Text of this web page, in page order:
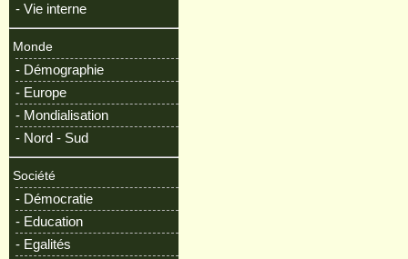
- Vie interne
Monde
- Démographie
- Europe
- Mondialisation
- Nord - Sud
Société
- Démocratie
- Education
- Egalités